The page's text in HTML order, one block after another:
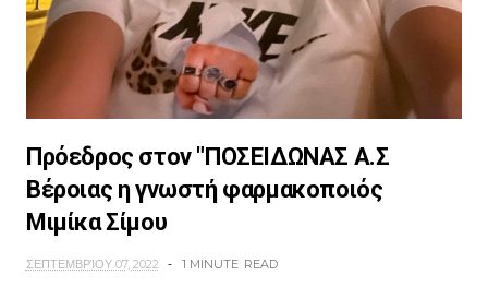
Πρόεδρος στον "ΠΟΣΕΙΔΩΝΑΣ Α.Σ
Βέροιας η γνωστή φαρμακοποιός
Μιμίκα Σίμου
ΣΕΠΤΕΜΒΡΊΟΥ 07, 2022 1 MINUTE READ